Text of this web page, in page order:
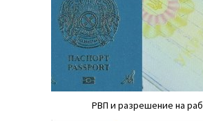
РВП и разрешение на